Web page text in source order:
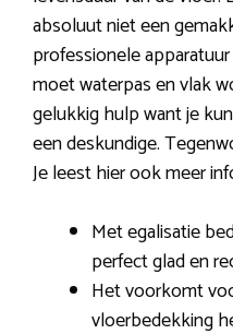
absoluut niet een
professionele
moet waterpas en vlak
gelukkig hulp want je
een deskundige.
Je leest hier ook meer
Met egalisatie
perfect glad en
Het voorkomt
vloerbedekking